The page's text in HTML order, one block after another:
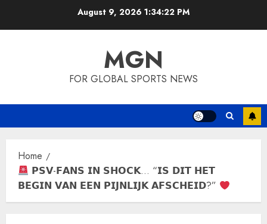
August 9, 2026 1:34:22 PM
MGN
FOR GLOBAL SPORTS NEWS
Home
𝗣𝗦𝗩-𝗙𝗔𝗡𝗦 𝗜𝗡 𝗦𝗛𝗢𝗖𝗞… “𝗜𝗦 𝗗𝗜𝗧 𝗛𝗘𝗧
𝗕𝗘𝗚𝗜𝗡 𝗩𝗔𝗡 𝗘𝗘𝗡 𝗣𝗜𝗝𝗡𝗟𝗜𝗝𝗞 𝗔𝗙𝗦𝗖𝗛𝗘𝗜𝗗?”